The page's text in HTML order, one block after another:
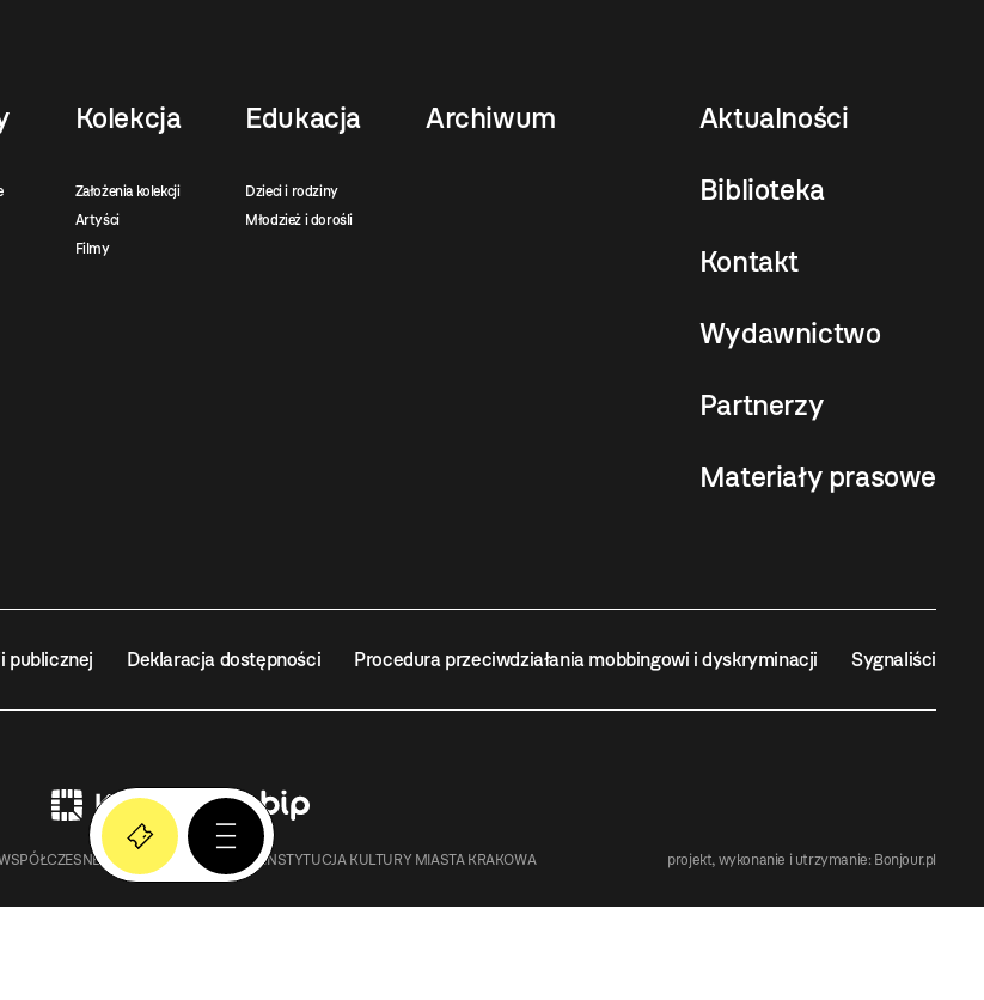
Kolekcja
Założenia kolekcji
Artyści
Filmy
Edukacja
Dzieci i rodziny
Młodzież i dorośli
Archiwum Aktualności
Biblioteka
Kontakt
Wydawnictwo
Partnerzy
Materiały prasowe
publicznej Deklaracja dostępności Procedura przeciwdziałania mobbingowi i dyskryminacji Sygnaliści
W KRAKOWIE MOCAK – INSTYTUCJA KULTURY MIASTA KRAKOWA projekt, wykonanie i utrzymanie: Bonjour.pl